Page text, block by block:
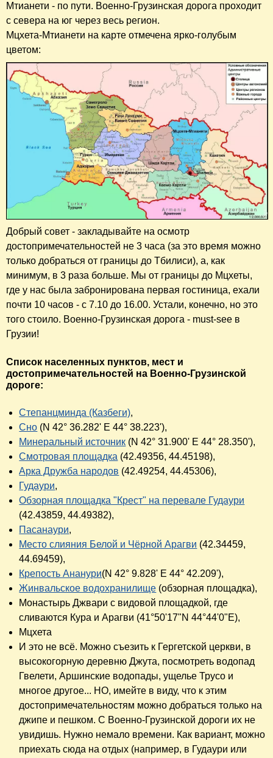
Мтианети - по пути. Военно-Грузинская дорога проходит
с севера на юг через весь регион.
Мцхета-Мтианети на карте отмечена ярко-голубым
цветом:
Добрый совет - закладывайте на осмотр
достопримечательностей не 3 часа (за это время можно
только добраться от границы до Тбилиси), а, как
минимум, в 3 раза больше. Мы от границы до Мцхеты,
где у нас была забронирована первая гостиница, ехали
почти 10 часов - с 7.10 до 16.00. Устали, конечно, но это
того стоило. Военно-Грузинская дорога - must-see в
Грузии!
Список населенных пунктов, мест и
достопримечательностей на Военно-Грузинской
дороге:
Степанцминда (Казбеги),
Сно (N 42° 36.282' E 44° 38.223'),
Минеральный источник (N 42° 31.900' E 44° 28.350'),
Смотровая площадка (42.49356, 44.45198),
Арка Дружба народов (42.49254, 44.45306),
Гудаури,
Обзорная площадка "Крест" на перевале Гудаури
(42.43859, 44.49382),
Пасанаури,
Место слияния Белой и Чёрной Арагви (42.34459,
44.69459),
Крепость Ананури(N 42° 9.828' E 44° 42.209'),
Жинвальское водохранилище (обзорная площадка),
Монастырь Джвари с видовой площадкой, где
сливаются Кура и Арагви (41°50'17"N 44°44'0"E),
Мцхета
И это не всё. Можно съезить к Гергетской церкви, в
высокогорную деревню Джута, посмотреть водопад
Гвелети, Аршинские водопады, ущелье Трусо и
многое другое... НО, имейте в виду, что к этим
достопримечательностям можно добраться только на
джипе и пешком. С Военно-Грузинской дороги их не
увидишь. Нужно немало времени. Как вариант, можно
приехать сюда на отдых (например, в Гудаури или